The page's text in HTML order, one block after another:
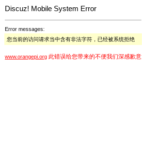
Discuz! Mobile System Error
Error messages:
您当前的访问请求当中含有非法字符，已经被系统拒绝
www.orangepi.org 此错误给您带来的不便我们深感歉意